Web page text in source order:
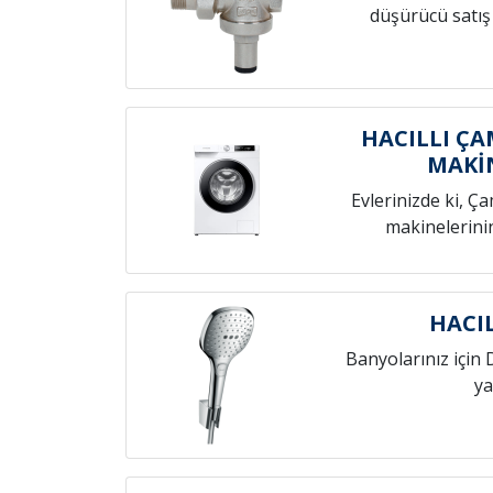
düşürücü
HACILLI
Evlerinizde ki,
Banyolarınız için